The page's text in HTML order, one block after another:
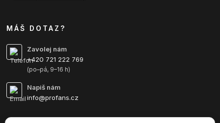
MÁŠ DOTAZ?
Zavolej nám
+420 721 222 769
(po–pá, 9–16 h)
Napiš nám
info@profans.cz